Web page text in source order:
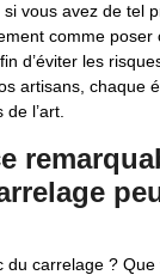
vous avez de tel
comme poser
d’éviter les
artisans, chaque
l’art.
du carrelage ? Que